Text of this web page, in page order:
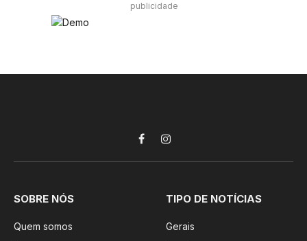
publicidade
FacebookInstagram
SOBRE NÓS
Quem somos
TIPO DE NOTÍCIAS
Gerais